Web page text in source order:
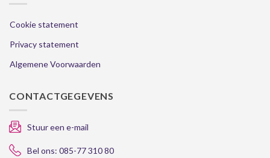
Cookie statement
Privacy statement
Algemene Voorwaarden
CONTACTGEGEVENS
Stuur een e-mail
Bel ons: 085-77 310 80